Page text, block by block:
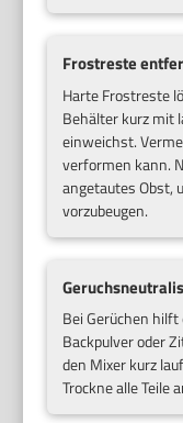
Frostreste
Harte Frostreste
Behälter kurz mit
einweichst.
verformen kann.
angetautes Obst,
vorzubeugen.
Bei Gerüchen
Backpulver oder
den Mixer kurz
Trockne alle Teile